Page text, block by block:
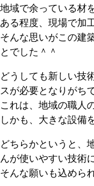
地域で余っている材
ある程度、現場で加
そんな思いがこの建
とでした＾＾
どうしても新しい技
スが必要となりがち
これは、地域の職人
しかも、大きな設備
どちらかというと、
んが使いやすい技術
そんな願いも込めら